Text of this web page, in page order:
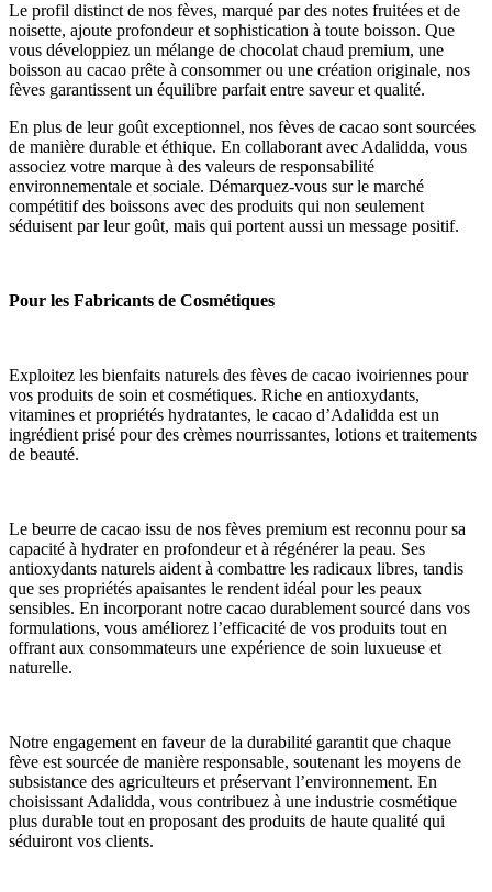
Le profil distinct de nos fèves, marqué par des notes fruitées et de
noisette, ajoute profondeur et sophistication à toute boisson. Que
vous développiez un mélange de chocolat chaud premium, une
boisson au cacao prête à consommer ou une création originale, nos
fèves garantissent un équilibre parfait entre saveur et qualité.
En plus de leur goût exceptionnel, nos fèves de cacao sont sourcées
de manière durable et éthique. En collaborant avec Adalidda, vous
associez votre marque à des valeurs de responsabilité
environnementale et sociale. Démarquez-vous sur le marché
compétitif des boissons avec des produits qui non seulement
séduisent par leur goût, mais qui portent aussi un message positif.
Pour les Fabricants de Cosmétiques
Exploitez les bienfaits naturels des fèves de cacao ivoiriennes pour
vos produits de soin et cosmétiques. Riche en antioxydants,
vitamines et propriétés hydratantes, le cacao d’Adalidda est un
ingrédient prisé pour des crèmes nourrissantes, lotions et traitements
de beauté.
Le beurre de cacao issu de nos fèves premium est reconnu pour sa
capacité à hydrater en profondeur et à régénérer la peau. Ses
antioxydants naturels aident à combattre les radicaux libres, tandis
que ses propriétés apaisantes le rendent idéal pour les peaux
sensibles. En incorporant notre cacao durablement sourcé dans vos
formulations, vous améliorez l’efficacité de vos produits tout en
offrant aux consommateurs une expérience de soin luxueuse et
naturelle.
Notre engagement en faveur de la durabilité garantit que chaque
fève est sourcée de manière responsable, soutenant les moyens de
subsistance des agriculteurs et préservant l’environnement. En
choisissant Adalidda, vous contribuez à une industrie cosmétique
plus durable tout en proposant des produits de haute qualité qui
séduiront vos clients.